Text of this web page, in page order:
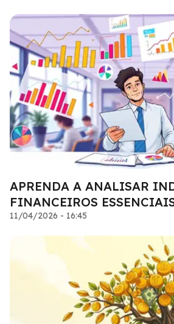
APRENDA A ANALISAR
FINANCEIROS
11/04/2026 - 16:45